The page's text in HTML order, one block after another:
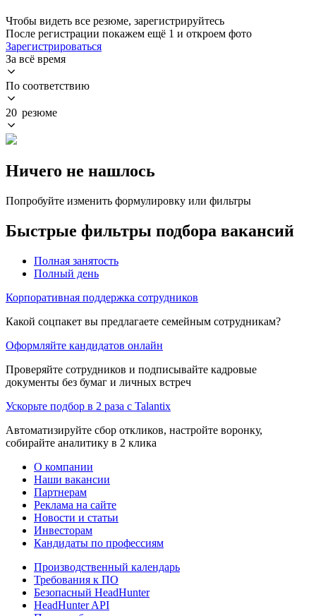
Чтобы видеть все резюме, зарегистрируйтесь
После регистрации покажем ещё 1 и откроем фото
Зарегистрироваться
За всё время
По соответствию
20 резюме
Ничего не нашлось
Попробуйте изменить формулировку или фильтры
Быстрые фильтры подбора вакансий
Полная занятость
Полный день
Корпоративная поддержка сотрудников
Какой соцпакет вы предлагаете семейным сотрудникам?
Оформляйте кандидатов онлайн
Проверяйте сотрудников и подписывайте кадровые
документы без бумаг и личных встреч
Ускорьте подбор в 2 раза с Talantix
Автоматизируйте сбор откликов, настройте воронку,
собирайте аналитику в 2 клика
О компании
Наши вакансии
Партнерам
Реклама на сайте
Новости и статьи
Инвесторам
Кандидаты по профессиям
Производственный календарь
Требования к ПО
Безопасный HeadHunter
HeadHunter API